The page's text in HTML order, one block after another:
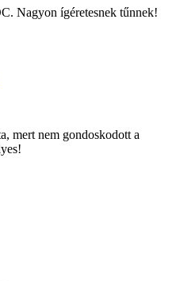
Nagyon ígéretesnek tűnnek!
mert nem gondoskodott a